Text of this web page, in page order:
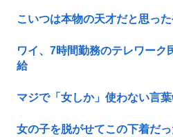
こいつは本物の天才だと思っ
ワイ、7時間勤務のテレワーク
給
マジで「女しか」使わない言
女の子を脱がせてこの下着だ